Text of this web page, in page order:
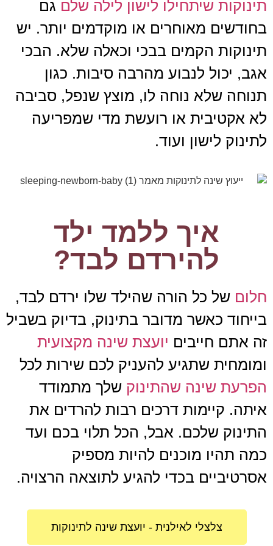
תינוקות שיתחילו לישון לילה שלם גם
בחודשים מאוחרים או מוקדמים יותר. יש
תינוקות הקמים בבכי וכאלה שלא. הבכי
אגב, יכול לנבוע מהרבה סיבות. כגון
תנוחה שלא נוחה לו, מוצץ שנפל, סביבה
לא אקטיבית או רועשת מדי שמפריעה
לתינוק לישון ועוד.
איך ללמד ילד
להירדם לבד?
חלום של כל הורה שהילד שלו ירדם לבד,
בייחוד כאשר מדובר בתינוק, בדיוק בשביל
זה אתם חייבים יועצת שינה מקצועית
ומומחית שתגיע להעניק לכם שירות לכל
הפרעת שינה שהתינוק שלך מתמודד
איתה. קיימות דרכים רבות להרדים את
התינוק שלכם. אבל, הכל תלוי בכם ועד
כמה תהיו מוכנים להיות מספיק
אסרטיביים בכדי להגיע לתוצאה הרצויה.
צלצלי לאילנית - יועצת שינה לתינוקות